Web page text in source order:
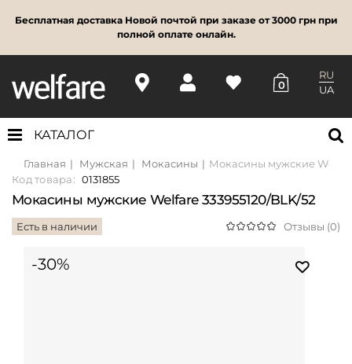
Бесплатная доставка Новой почтой при заказе от 3000 грн при
полной оплате онлайн.
0
RU
UA
КАТАЛОГ
Главная Мужская Мокасины
Мокасины мужские
Код товара: 0131855
Мокасины мужские Welfare 333955120/BLK/52
Есть в наличии Отзывы (0)
-30%